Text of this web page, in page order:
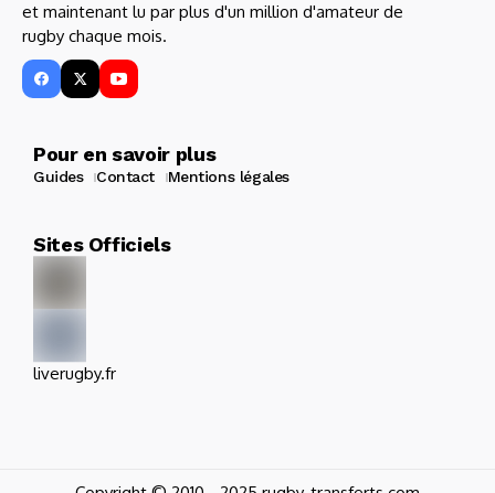
et maintenant lu par plus d'un million d'amateur de
rugby chaque mois.
Pour en savoir plus
Guides Contact Mentions légales
Sites Officiels
liverugby.fr